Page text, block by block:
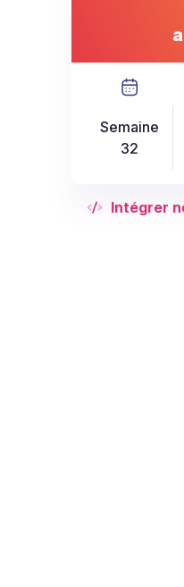
Semaine
32
Intégrer